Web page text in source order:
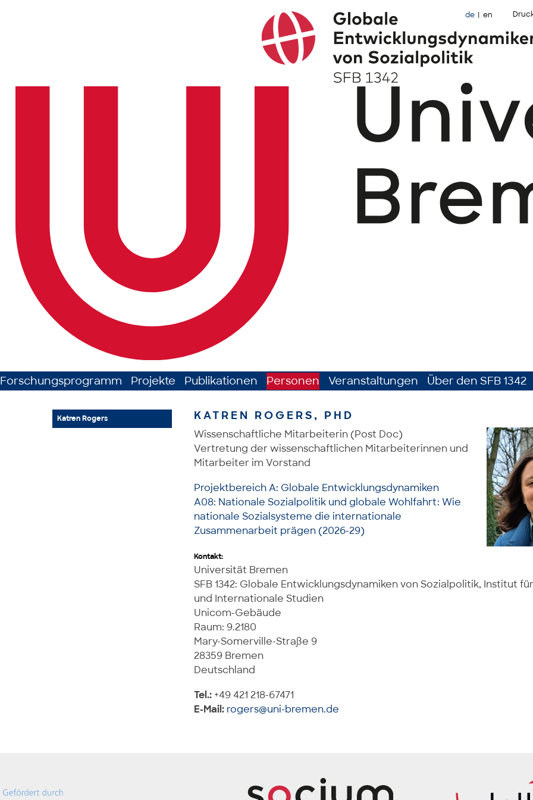
de en
Forschungsprogramm Projekte Publikationen Personen Veranstaltungen Über den SFB 1342
Katren Rogers KATREN ROGERS, PHD
Wissenschaftliche Mitarbeiterin (Post Doc)
Vertretung der wissenschaftlichen Mitarbeiterinnen und
Mitarbeiter im Vorstand
Projektbereich A: Globale Entwicklungsdynamiken
A08: Nationale Sozialpolitik und globale Wohlfahrt: Wie
nationale Sozialsysteme die internationale
Zusammenarbeit prägen (2026-29)
Kontakt:
Universität Bremen
SFB 1342: Globale Entwicklungsdynamiken von Sozialpolitik, Institut
und Internationale Studien
Unicom-Gebäude
Raum: 9.2180
Mary-Somerville-Straße 9
28359 Bremen
Deutschland
Tel.: +49 421 218-67471
E-Mail: rogers@uni-bremen.de